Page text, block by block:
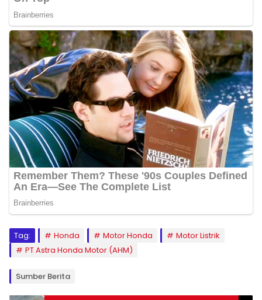
Tag: Honda Motor Honda
Motor Listrik
PT Astra Honda Motor (AHM)
Sumber Berita